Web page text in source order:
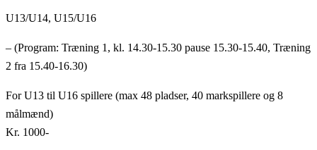
U13/U14, U15/U16
– (Program: Træning 1, kl. 14.30-15.30 pause 15.30-15.40, Træning
2 fra 15.40-16.30)
For U13 til U16 spillere (max 48 pladser, 40 markspillere og 8
målmænd)
Kr. 1000-